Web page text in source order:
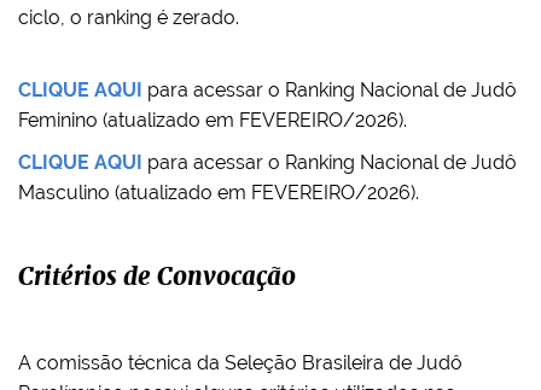
ciclo, o ranking é zerado.
CLIQUE AQUI para acessar o Ranking Nacional de Judô
Feminino (atualizado em FEVEREIRO/2026).
CLIQUE AQUI para acessar o Ranking Nacional de Judô
Masculino (atualizado em FEVEREIRO/2026).
Critérios de Convocação
A comissão técnica da Seleção Brasileira de Judô